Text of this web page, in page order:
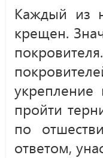
Каждый из
крещен.
пройти
по
ответом,